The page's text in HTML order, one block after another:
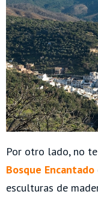
Por otro lado, no
Bosque Encantado
esculturas de